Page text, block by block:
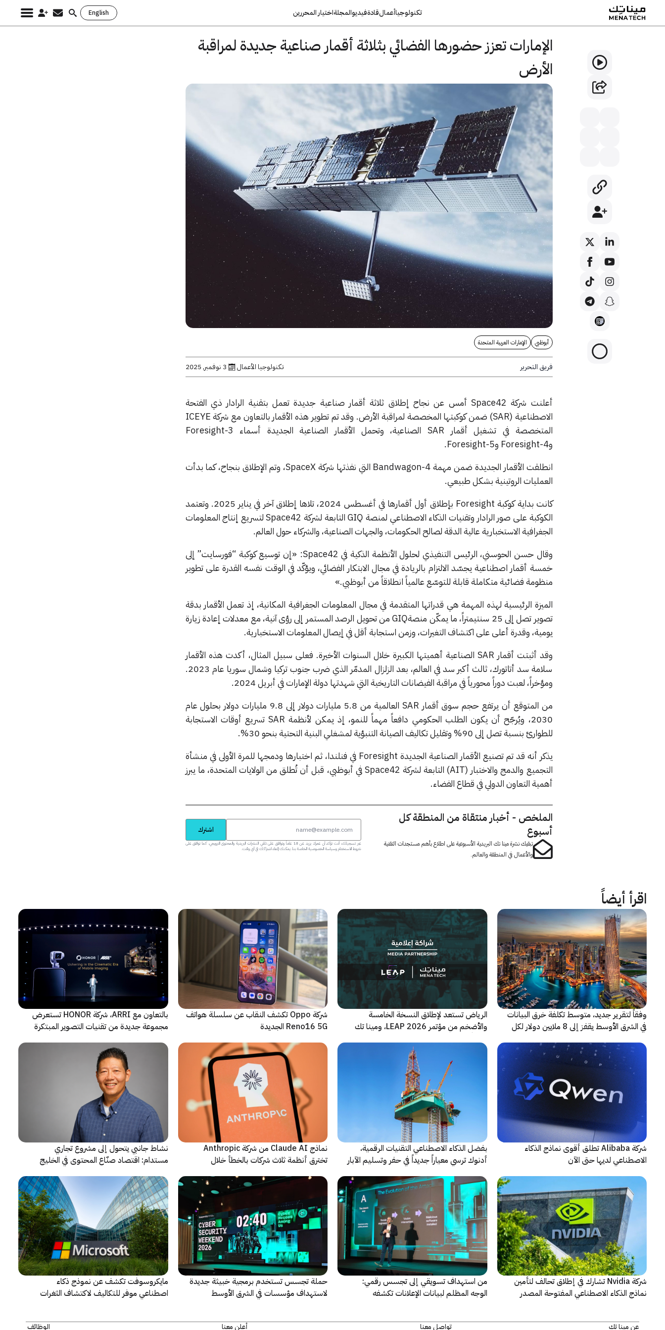
تكنولوجياأعمالقادةفيديوالمجلةاختيار المحررين English
Search
الإمارات تعزز حضورها الفضائي بثلاثة أقمار صناعية جديدة لمراقبة
الأرض
أبوظبي الإمارات العربية المتحدة
فريق التحرير تكنولوجيا الأعمال 3 نوفمبر, 2025
أعلنت شركة Space42 أمس عن نجاح إطلاق ثلاثة أقمار صناعية جديدة تعمل بتقنية الرادار ذي الفتحة
الاصطناعية (SAR) ضمن كوكبتها المخصصة لمراقبة الأرض. وقد تم تطوير هذه الأقمار بالتعاون مع شركةICEYE
المتخصصة في تشغيل أقمار SAR الصناعية، وتحمل الأقمار الصناعية الجديدة أسماء Foresight-3
وForesight-4 وForesight-5
.
انطلقت الأقمار الجديدة ضمن مهمةBandwagon-4 التي نفذتها شركةSpaceX، وتم الإطلاق بنجاح، كما بدأت
العمليات الروتينية بشكل طبيعي.
كانت بداية كوكبة Foresight
بإطلاق أول أقمارها في أغسطس 2024، تلاها إطلاق آخر في يناير 2025. وتعتمد
الكوكبة على صور الرادار وتقنيات الذكاء الاصطناعي لمنصة GIQ التابعة لشركة Space42 لتسريع إنتاج المعلومات
الجغرافية الاستخبارية عالية الدقة لصالح الحكومات، والجهات الصناعية، والشركاء حول العالم.
وقال حسن الحوسني، الرئيس التنفيذي لحلول الأنظمة الذكية في Space42: «إن توسيع كوكبة “فورسايت” إلى
خمسة أقمار اصطناعية يجسّد الالتزام بالريادة في مجال الابتكار الفضائي، ويؤكّد في الوقت نفسه القدرة على تطوير
منظومة فضائية متكاملة قابلة للتوسّع عالمياً انطلاقاً من أبوظبي.»
الميزة الرئيسية لهذه المهمة هي قدراتها المتقدمة في مجال المعلومات الجغرافية المكانية، إذ تعمل الأقمار بدقة
تصوير تصل إلى 25 سنتيمتراً، ما يمكّن منصة
GIQ من تحويل الرصد المستمر إلى رؤى آنية، مع معدلات إعادة زيارة
يومية، وقدرة أعلى على اكتشاف التغيرات، وزمن استجابة أقل في إيصال المعلومات الاستخبارية.
وقد أثبتت أقمار SAR الصناعية أهميتها الكبيرة خلال السنوات الأخيرة. فعلى سبيل المثال، أكدت هذه الأقمار
سلامة سد أتاتورك، ثالث أكبر سد في العالم، بعد الزلزال المدمّر الذي ضرب جنوب تركيا وشمال سوريا عام 2023.
ومؤخراً، لعبت دوراً محورياً في مراقبة الفيضانات التاريخية التي شهدتها دولة الإمارات في أبريل 2024.
من المتوقع أن يرتفع حجم سوق أقمار SAR
العالمية من 5.8 مليارات دولار إلى 9.8 مليارات دولار بحلول عام
2030، ويُرجّح أن يكون الطلب الحكومي دافعاً مهماً للنمو، إذ يمكن لأنظمة
SAR تسريع أوقات الاستجابة
للطوارئ بنسبة تصل إلى 90% وتقليل تكاليف الصيانة التنبؤية لمشغلي البنية التحتية بنحو 30
%
.
يذكر أنه قد تم تصنيع الأقمار الصناعية الجديدة Foresight في فنلندا، ثم اختبارها ودمجها للمرة الأولى في منشأة
التجميع والدمج والاختبار (AIT) التابعة لشركة Space42في أبوظبي، قبل أن تُطلق من الولايات المتحدة، ما يبرز
أهمية التعاون الدولي في قطاع الفضاء.
الملخص - أخبار منتقاة من المنطقة كل
أسبوع
تبقيك نشرة مينا تك البريدية الأسبوعية على اطلاع بأهم مستجدات التقنية
والأعمال في المنطقة والعالم.
اشترك
عبر تسجيلك، أنت تؤكد أن عمرك يزيد عن 18 عاماً وتوافق على تلقي النشرات البريدية والمحتوى الترويجي، كما توافق على
شروط الاستخدام وسياسة الخصوصية الخاصة بنا. يمكنك إلغاء اشتراكك في أي وقت.
اقرأ أيضاً
وفقاً لتقرير جديد، متوسط تكلفة خرق البيانات
في الشرق الأوسط يقفز إلى 8 ملايين دولار لكل
الرياض تستعد لإطلاق النسخة الخامسة
والأضخم من مؤتمر LEAP 2026، ومينا تك
شركة Oppo تكشف النقاب عن سلسلة هواتف
Reno16 5G الجديدة
بالتعاون مع ARRI، شركة HONOR تستعرض
مجموعة جديدة من تقنيات التصوير المبتكرة
شركة Alibaba تطلق أقوى نماذج الذكاء
الاصطناعي لديها حتى الآن
بفضل الذكاء الاصطناعي التقنيات الرقمية،
أدنوك ترسي معياراً جديداً في حفر وتسليم الآبار
نماذج Claude AI من شركة Anthropic
تخترق أنظمة ثلاث شركات بالخطأ خلال
نشاط جانبي يتحول إلى مشروع تجاري
مستدام: اقتصاد صنّاع المحتوى في الخليج
شركة Nvidia تشارك في إطلاق تحالف لتأمين
نماذج الذكاء الاصطناعي المفتوحة المصدر
من استهداف تسويقي إلى تجسس رقمي:
الوجه المظلم لبيانات الإعلانات تكشفه
حملة تجسس تستخدم برمجية خبيثة جديدة
لاستهداف مؤسسات في الشرق الأوسط
مايكروسوفت تكشف عن نموذج ذكاء
اصطناعي موفر للتكاليف لاكتشاف الثغرات
عن مينا تك تواصل معنا أعلن معنا الوظائف